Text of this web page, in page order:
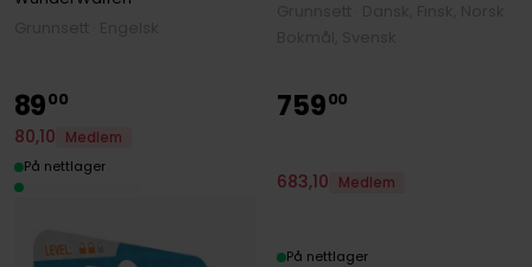
8900
80,10
Medlem
På nettlager
75900
683,10 Medlem
På nettlager